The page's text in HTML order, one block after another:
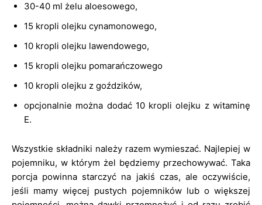
30-40 ml żelu aloesowego,
15 kropli olejku cynamonowego,
10 kropli olejku lawendowego,
15 kropli olejku pomarańczowego
10 kropli olejku z goździków,
opcjonalnie można dodać 10 kropli olejku z witaminę
E.
Wszystkie składniki należy razem wymieszać. Najlepiej w
pojemniku, w którym żel będziemy przechowywać. Taka
porcja powinna starczyć na jakiś czas, ale oczywiście,
jeśli mamy więcej pustych pojemników lub o większej